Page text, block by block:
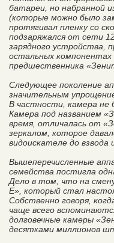
батареи, но набранной
(которые можно было
протягивал пленку со
подзаряжался от сети
зарядного устройства,
остальных компонентах
предшественника
Следующее поколение
значительным
В частности, камера не
Камера под названием
время, отличалась от
зеркалом, которое
видоискателе до взвода
Вышеперечисленные
семейства постигла
Дело в том, что на
Е», который стал
Собственно говоря,
чаще всего
долговечные камеры
десятками миллионов